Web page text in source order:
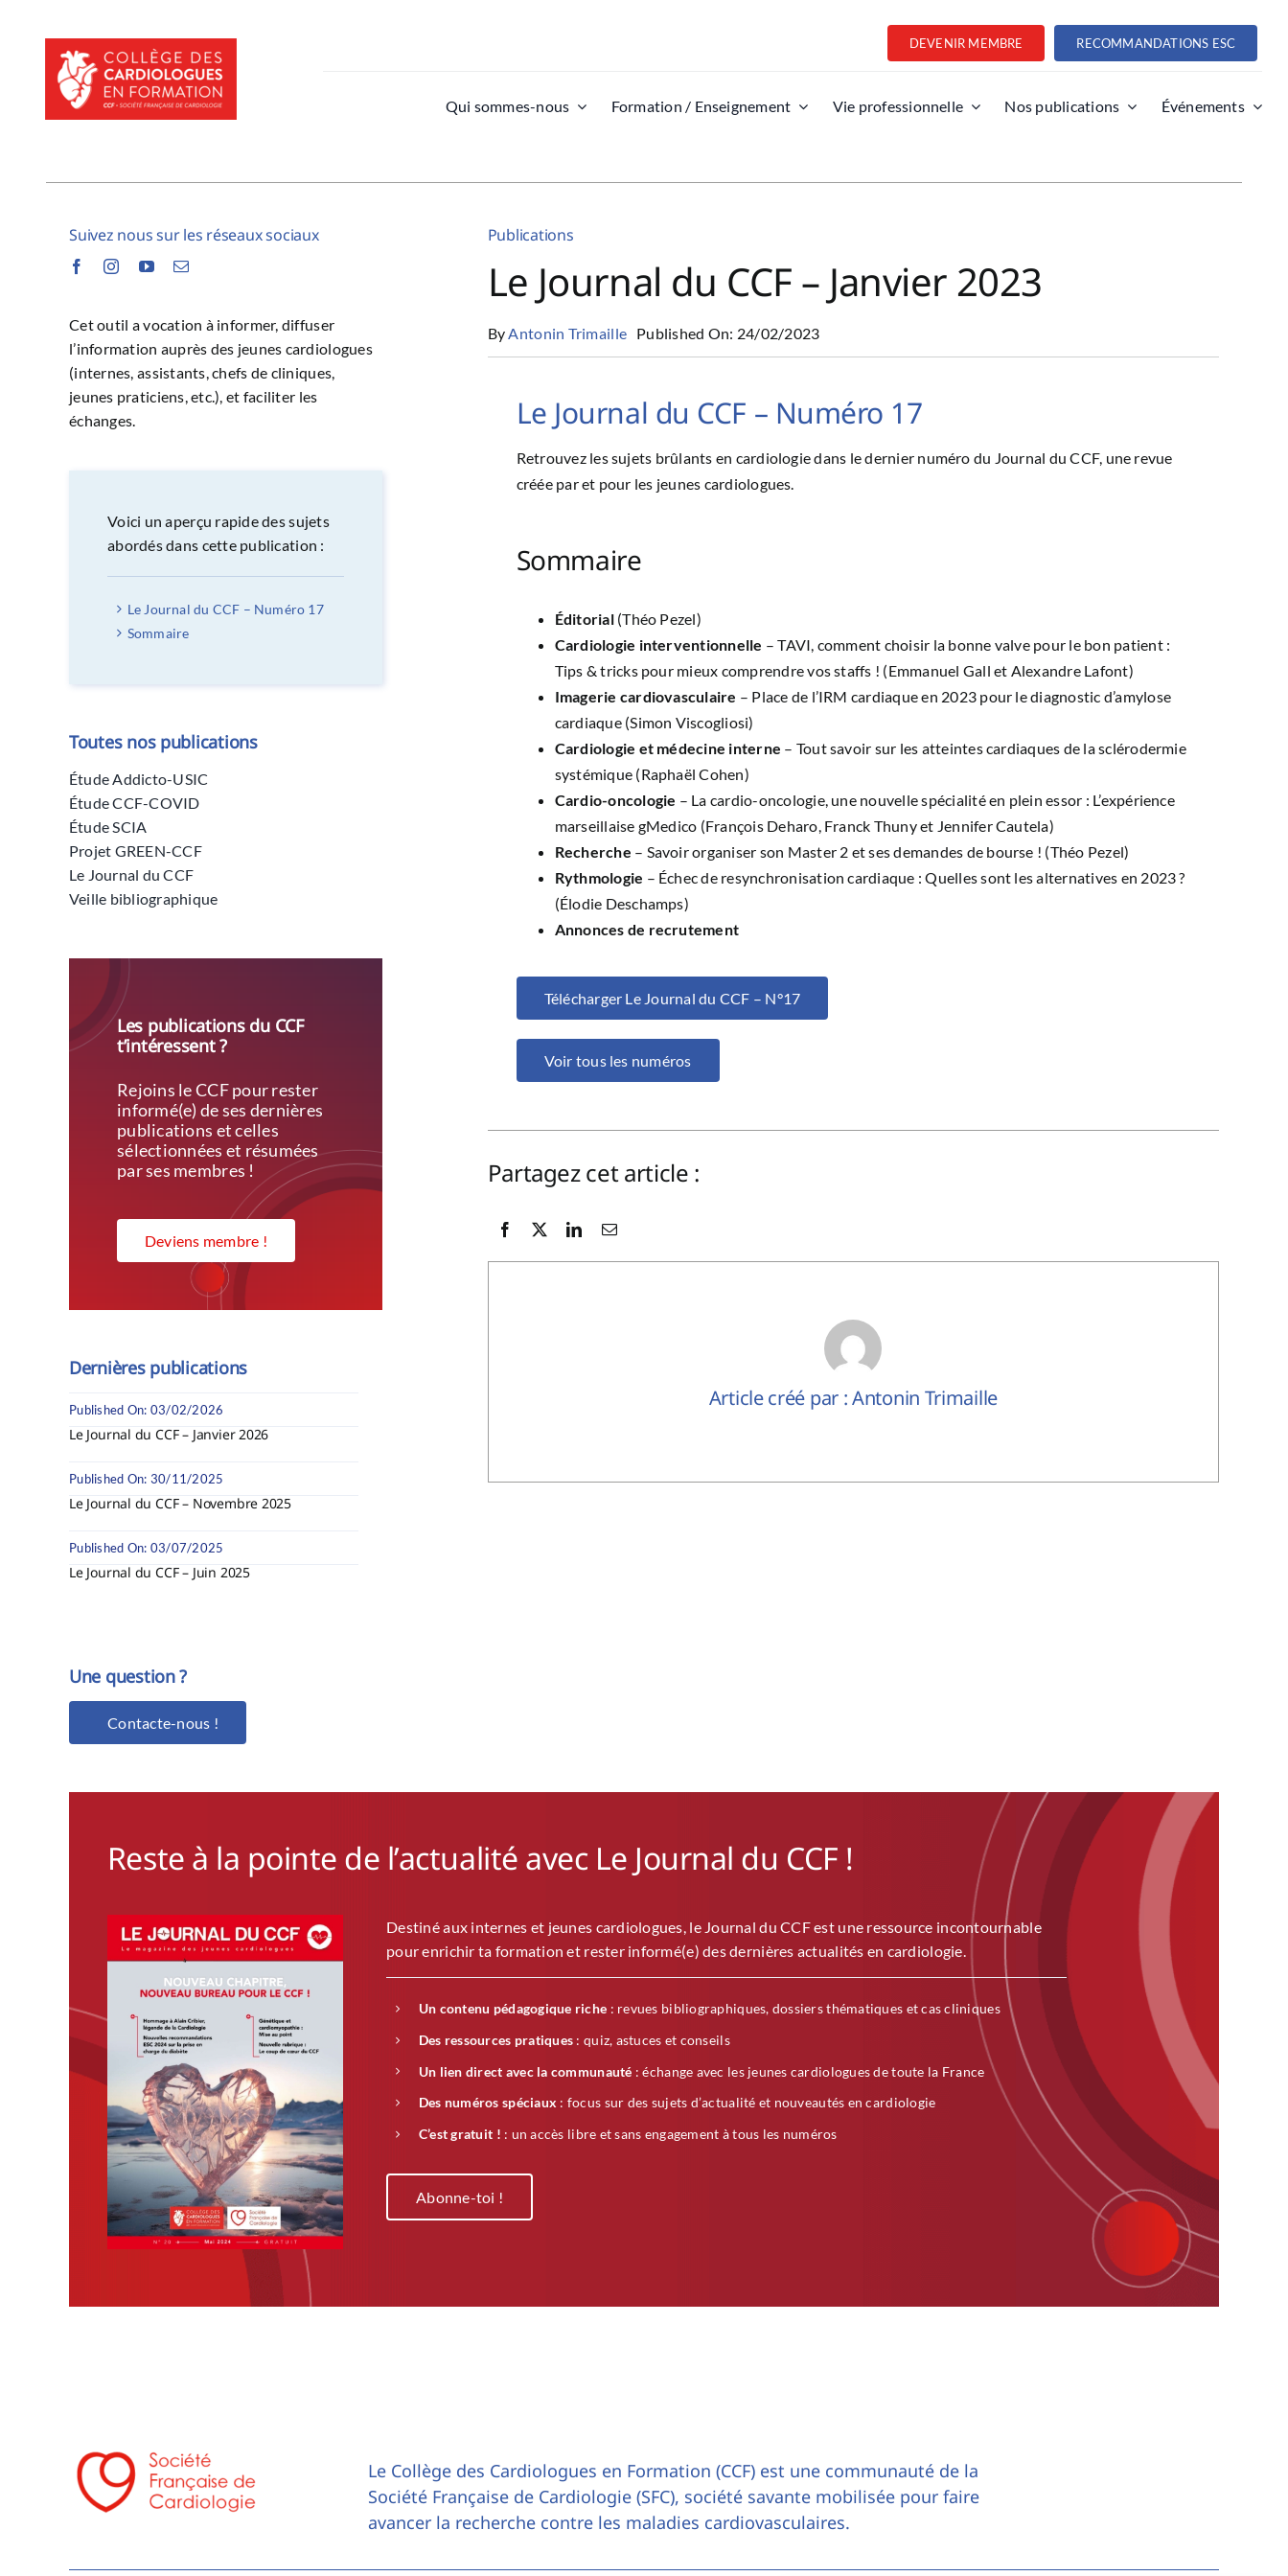
contenu
DEVENIR MEMBRE RECOMMANDATIONS ESC
Qui sommes-nous Formation / Enseignement Vie professionnelle Nos publications Événements
Suivez nous sur les réseaux sociaux
Cet outil a vocation à informer, diffuser
l’information auprès des jeunes cardiologues
(internes, assistants, chefs de cliniques,
jeunes praticiens, etc.), et faciliter les
échanges.
Voici un aperçu rapide des sujets
abordés dans cette publication :
Le Journal du CCF – Numéro 17
Sommaire
Toutes nos publications
Étude Addicto-USIC
Étude CCF-COVID
Étude SCIA
Projet GREEN-CCF
Le Journal du CCF
Veille bibliographique
Les publications du CCF
t’intéressent ?
Rejoins le CCF pour rester
informé(e) de ses dernières
publications et celles
sélectionnées et résumées
par ses membres !
Deviens membre !
Dernières publications
Published On: 03/02/2026
Le Journal du CCF – Janvier 2026
Published On: 30/11/2025
Le Journal du CCF – Novembre 2025
Published On: 03/07/2025
Le Journal du CCF – Juin 2025
Une question ?
Contacte-nous !
Publications
Le Journal du CCF – Janvier 2023
ByAntonin Trimaille Published On: 24/02/2023
Le Journal du CCF – Numéro 17
Retrouvez les sujets brûlants en cardiologie dans le dernier numéro du Journal du CCF, une revue
créée par et pour les jeunes cardiologues.
Sommaire
Éditorial(Théo Pezel)
Cardiologie interventionnelle – TAVI, comment choisir la bonne valve pour le bon patient :
Tips & tricks pour mieux comprendre vos staffs ! (Emmanuel Gall et Alexandre Lafont)
Imagerie cardiovasculaire – Place de l’IRM cardiaque en 2023 pour le diagnostic d’amylose
cardiaque (Simon Viscogliosi)
Cardiologie et médecine interne – Tout savoir sur les atteintes cardiaques de la sclérodermie
systémique (Raphaël Cohen)
Cardio-oncologie – La cardio-oncologie, une nouvelle spécialité en plein essor : L’expérience
marseillaise gMedico (François Deharo, Franck Thuny et Jennifer Cautela)
Recherche – Savoir organiser son Master 2 et ses demandes de bourse ! (Théo Pezel)
Rythmologie – Échec de resynchronisation cardiaque : Quelles sont les alternatives en 2023 ?
(Élodie Deschamps)
Annonces de recrutement
Télécharger Le Journal du CCF – N°17
Voir tous les numéros
Partagez cet article :
Article créé par : Antonin Trimaille
Reste à la pointe de l’actualité avec Le Journal du CCF !
Destiné aux internes et jeunes cardiologues, le Journal du CCF est une ressource incontournable
pour enrichir ta formation et rester informé(e) des dernières actualités en cardiologie.
Un contenu pédagogique riche : revues bibliographiques, dossiers thématiques et cas cliniques
Des ressources pratiques : quiz, astuces et conseils
Un lien direct avec la communauté : échange avec les jeunes cardiologues de toute la France
Des numéros spéciaux : focus sur des sujets d’actualité et nouveautés en cardiologie
C’est gratuit ! : un accès libre et sans engagement à tous les numéros
Abonne-toi !
Le Collège des Cardiologues en Formation (CCF) est une communauté de la
Société Française de Cardiologie (SFC), société savante mobilisée pour faire
avancer la recherche contre les maladies cardiovasculaires.